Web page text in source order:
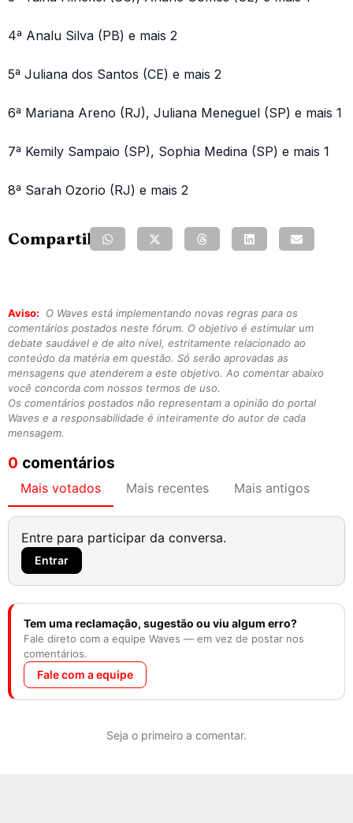
4ª Analu Silva (PB) e mais 2
5ª Juliana dos Santos (CE) e mais 2
6ª Mariana Areno (RJ), Juliana Meneguel (SP) e mais 1
7ª Kemily Sampaio (SP), Sophia Medina (SP) e mais 1
8ª Sarah Ozorio (RJ) e mais 2
Compartilhe:
Aviso:
O Waves está implementando novas regras para os
comentários postados neste fórum. O objetivo é estimular um
debate saudável e de alto nível, estritamente relacionado ao
conteúdo da matéria em questão. Só serão aprovadas as
mensagens que atenderem a este objetivo. Ao comentar abaixo
você concorda com nossos termos de uso.
Os comentários postados não representam a opinião do portal
Waves e a responsabilidade é inteiramente do autor de cada
mensagem.
0 comentários
Mais votados Mais recentes Mais antigos
Entre para participar da conversa.
Entrar
Tem uma reclamação, sugestão ou viu algum erro?
Fale direto com a equipe Waves — em vez de postar nos
comentários.
Fale com a equipe
Seja o primeiro a comentar.